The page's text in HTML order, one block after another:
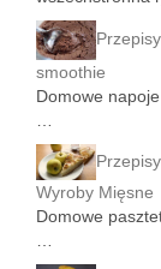
smoothie
Domowe
Wyroby Mięsne
Domowe
…